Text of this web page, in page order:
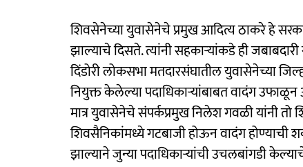
शिवसेनेच्या युवासेनेचे प्रमुख आदित्य ठाकरे हे
झाल्याचे दिसते. त्यांनी सहकाऱ्यांकडे ही
दिंडोरी लोकसभा मतदारसंघातील युवासेनेच्या
नियुक्त केलेल्या पदाधिकाऱ्यांबाबत वादंग
मात्र युवासेनेचे संपर्कप्रमुख निलेश गवळी यांनी तो
शिवसैनिकांमध्ये गटबाजी होऊन वादंग होण्याची
झाल्याने जुन्या पदाधिकाऱ्यांची उचलबांगडी